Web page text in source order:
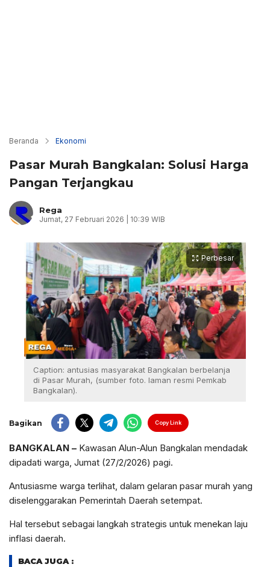
Beranda Ekonomi
Pasar Murah Bangkalan: Solusi Harga
Pangan Terjangkau
Rega
Jumat, 27 Februari 2026 | 10:39 WIB
Perbesar
Caption: antusias masyarakat Bangkalan berbelanja
di Pasar Murah, (sumber foto. laman resmi Pemkab
Bangkalan).
Bagikan Copy Link
BANGKALAN – Kawasan Alun-Alun Bangkalan mendadak
dipadati warga, Jumat (27/2/2026) pagi.
Antusiasme warga terlihat, dalam gelaran pasar murah yang
diselenggarakan Pemerintah Daerah setempat.
Hal tersebut sebagai langkah strategis untuk menekan laju
inflasi daerah.
BACA JUGA :